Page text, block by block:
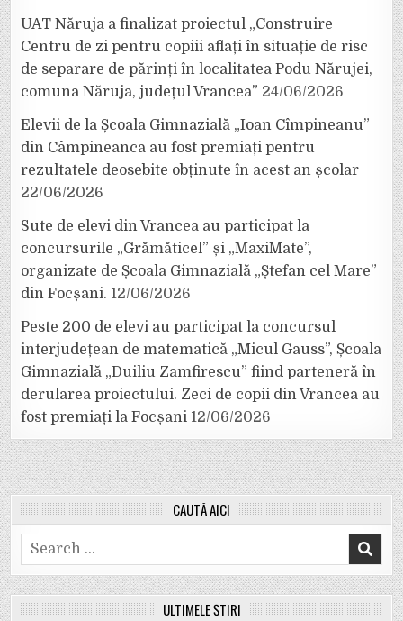
UAT Năruja a finalizat proiectul „Construire
Centru de zi pentru copiii aflați în situație de risc
de separare de părinți în localitatea Podu Nărujei,
comuna Năruja, județul Vrancea” 24/06/2026
Elevii de la Școala Gimnazială „Ioan Cîmpineanu”
din Câmpineanca au fost premiați pentru
rezultatele deosebite obținute în acest an școlar
22/06/2026
Sute de elevi din Vrancea au participat la
concursurile „Grămăticel” și „MaxiMate”,
organizate de Școala Gimnazială „Ștefan cel Mare”
din Focșani. 12/06/2026
Peste 200 de elevi au participat la concursul
interjudețean de matematică „Micul Gauss”, Școala
Gimnazială „Duiliu Zamfirescu” fiind parteneră în
derularea proiectului. Zeci de copii din Vrancea au
fost premiați la Focșani 12/06/2026
CAUTĂ AICI
Search
for:
ULTIMELE ȘTIRI